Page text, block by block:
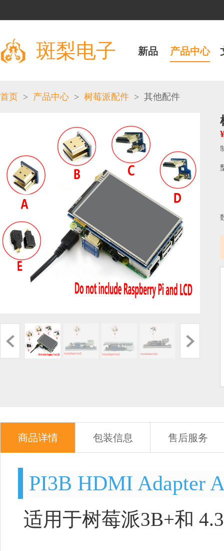
斑梨电子 新品 产品中心
首页 > 产品中心 > 树莓派配件 > 其他配件
商品详情 包装信息 售后服务
PI3B HDMI Adapter
适用于树莓派3B+和